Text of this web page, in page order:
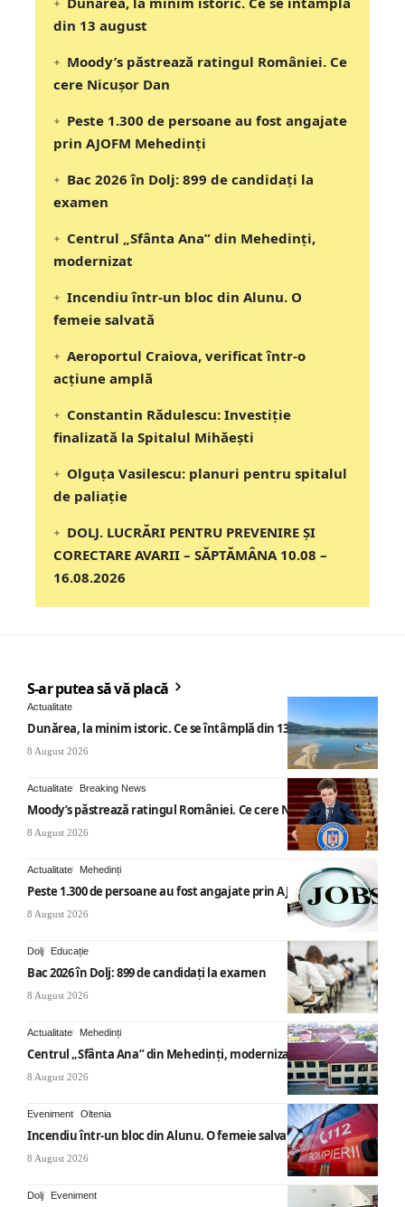
din 13 august
Moody’s păstrează ratingul României. Ce
cere Nicușor Dan
Peste 1.300 de persoane au fost angajate
prin AJOFM Mehedinți
Bac 2026 în Dolj: 899 de candidați la
examen
Centrul „Sfânta Ana” din Mehedinți,
modernizat
Incendiu într-un bloc din Alunu. O
femeie salvată
Aeroportul Craiova, verificat într-o
acțiune amplă
Constantin Rădulescu: Investiție
finalizată la Spitalul Mihăești
Olguța Vasilescu: planuri pentru spitalul
de paliație
DOLJ. LUCRĂRI PENTRU PREVENIRE ȘI
CORECTARE AVARII – SĂPTĂMÂNA 10.08 –
16.08.2026
S-ar putea să vă placă
Actualitate
Dunărea, la minim istoric. Ce se întâmplă din 13 august
8 August 2026
Actualitate Breaking News
Moody’s păstrează ratingul României. Ce cere Nicușor Dan
8 August 2026
Actualitate Mehedinți
Peste 1.300 de persoane au fost angajate prin AJOFM Mehedinți
8 August 2026
Dolj Educație
Bac 2026 în Dolj: 899 de candidați la examen
8 August 2026
Actualitate Mehedinți
Centrul „Sfânta Ana” din Mehedinți, modernizat
8 August 2026
Eveniment Oltenia
Incendiu într-un bloc din Alunu. O femeie salvată
8 August 2026
Dolj Eveniment